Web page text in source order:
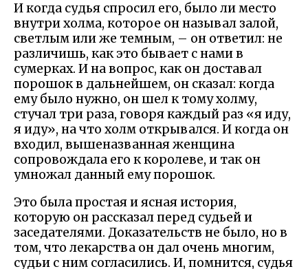
И когда судья спросил его, было ли место
внутри холма, которое он называл залой,
светлым или же темным, – он ответил: не
различишь, как это бывает с нами в
сумерках. И на вопрос, как он доставал
порошок в дальнейшем, он сказал: когда
ему было нужно, он шел к тому холму,
стучал три раза, говоря каждый раз «я иду,
я иду», на что холм открывался. И когда он
входил, вышеназванная женщина
сопровождала его к королеве, и так он
умножал данный ему порошок.
Это была простая и ясная история,
которую он рассказал перед судьей и
заседателями. Доказательств не было, но в
том, что лекарства он дал очень многим,
судьи с ним согласились. И, помнится, судья